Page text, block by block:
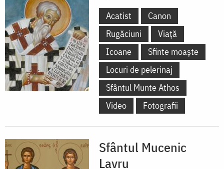
Acatist
Canon
Rugăciuni
Viață
Icoane
Sfinte moaște
Locuri de pelerinaj
Sfântul Munte Athos
Video
Fotografii
Sfântul Mucenic
Lavru